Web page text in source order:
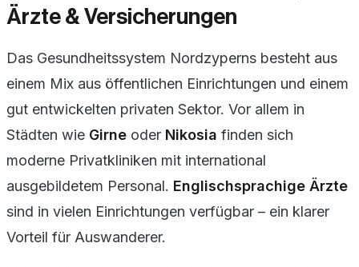
Ärzte & Versicherungen
Das Gesundheitssystem Nordzyperns besteht aus
einem Mix aus öffentlichen Einrichtungen und einem
gut entwickelten privaten Sektor. Vor allem in
Städten wie Girne oder Nikosia finden sich
moderne Privatkliniken mit international
ausgebildetem Personal. Englischsprachige Ärzte
sind in vielen Einrichtungen verfügbar – ein klarer
Vorteil für Auswanderer.